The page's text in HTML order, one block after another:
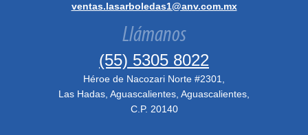
ventas.lasarboledas1@anv.com.mx
Llámanos
(55) 5305 8022
Héroe de Nacozari Norte #2301,
Las Hadas, Aguascalientes, Aguascalientes,
C.P. 20140